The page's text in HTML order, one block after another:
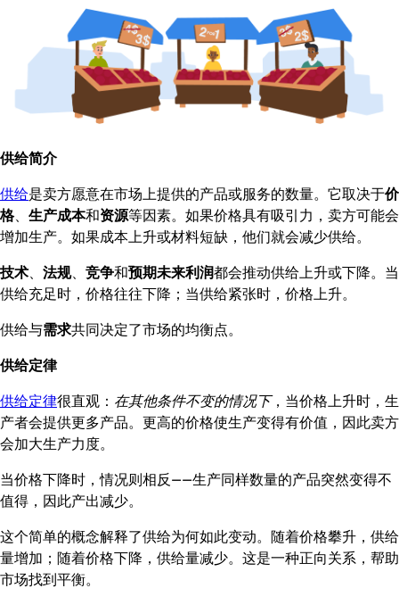
供给简介
供给是卖方愿意在市场上提供的产品或服务的数量。它取决于价
格、 生产成本和资源等因素。如果价格具有吸引力，卖方可能会
增加生产。如果成本上升或材料短缺，他们就会减少供给。
技术 法规、 竞争和预期未来利润都会推动供给上升或下降。当
供给充足时，价格往往下降；当供给紧张时，价格上升。
供给与需求共同决定了市场的均衡点。
供给定律
供给定律很直观： 在其他条件不变的情况下，当价格上升时，生
产者会提供更多产品。更高的价格使生产变得有价值，因此卖方
会加大生产力度。
当价格下降时，情况则相反——生产同样数量的产品突然变得不
值得，因此产出减少。
这个简单的概念解释了供给为何如此变动。随着价格攀升，供给
量增加；随着价格下降，供给量减少。这是一种正向关系，帮助
市场找到平衡。